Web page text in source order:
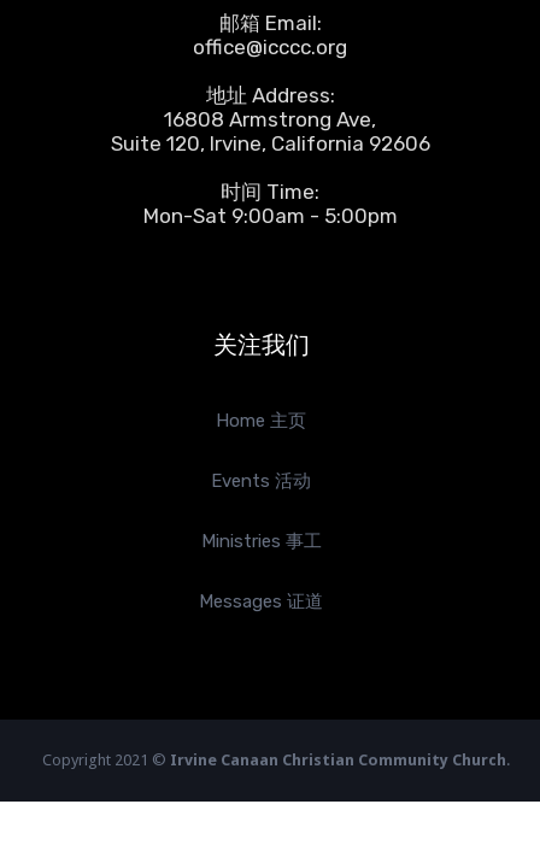
邮箱 Email:
office@icccc.org
地址 Address:
16808 Armstrong Ave,
Suite 120, Irvine, California 92606
时间 Time:
Mon-Sat 9:00am - 5:00pm
关注我们
Home 主页
Events 活动
Ministries 事工
Messages 证道
Copyright 2021 © Irvine Canaan Christian Community Church.